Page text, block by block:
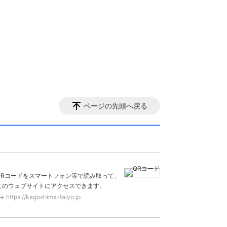
ページの先頭へ戻る
コードをスマートフォン等で読み取って、
のウェブサイトにアクセスできます。
https://kagoshima-taiyo.jp